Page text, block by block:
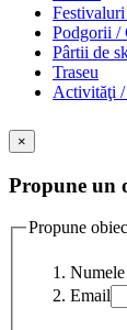
Podgorii /
Pârtii de
Traseu
Activităţi /
×
Propune un
Propune
Numele
Email